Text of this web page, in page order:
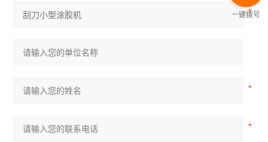
一键拨号